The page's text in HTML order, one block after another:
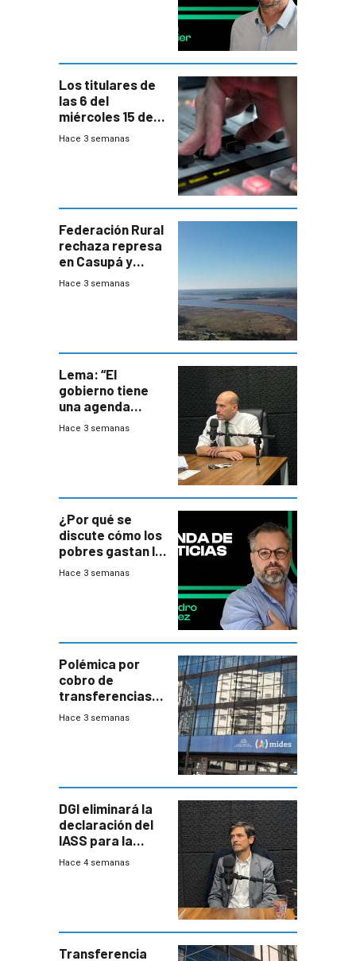
Los titulares de
las 6 del
miércoles 15 de
julio de 2026
Hace 3 semanas
Federación Rural
rechaza represa
en Casupá y
firma demanda
Hace 3 semanas
Lema: “El
gobierno tiene
una agenda
destructiva”
Hace 3 semanas
¿Por qué se
discute cómo los
pobres gastan la
plata?
Hace 3 semanas
Polémica por
cobro de
transferencias
del Mides en
Hace 3 semanas
DGI eliminará la
declaración del
IASS para la
mayoría de los
Hace 4 semanas
Transferencia